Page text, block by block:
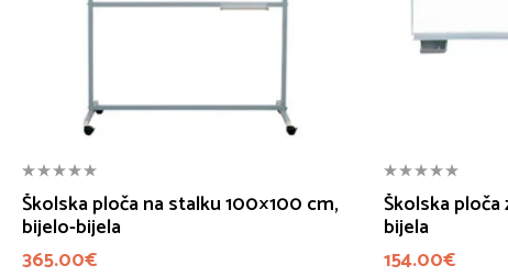
Školska ploča na stalku 100×100 cm,
bijelo-bijela
365.00€
Školska ploča
bijela
154.00€